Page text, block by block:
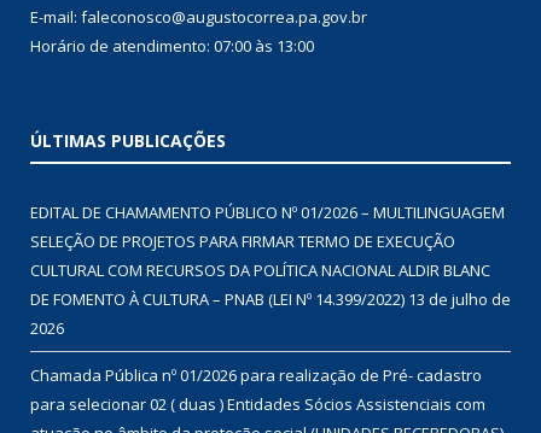
E-mail: faleconosco@augustocorrea.pa.gov.br
Horário de atendimento: 07:00 às 13:00
ÚLTIMAS PUBLICAÇÕES
EDITAL DE CHAMAMENTO PÚBLICO Nº 01/2026 – MULTILINGUAGEM
SELEÇÃO DE PROJETOS PARA FIRMAR TERMO DE EXECUÇÃO
CULTURAL COM RECURSOS DA POLÍTICA NACIONAL ALDIR BLANC
DE FOMENTO À CULTURA – PNAB (LEI Nº 14.399/2022) 13 de julho de
2026
Chamada Pública nº 01/2026 para realização de Pré- cadastro
para selecionar 02 ( duas ) Entidades Sócios Assistenciais com